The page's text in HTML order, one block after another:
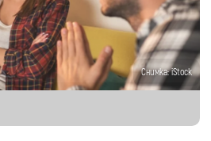
Снимка: iStock